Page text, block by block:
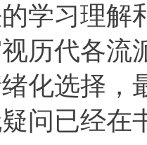
学习理解
历代各流
化选择，
问已经在